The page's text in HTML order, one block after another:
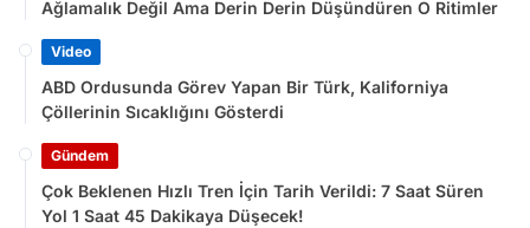
Ağlamalık Değil Ama Derin Derin Düşündüren O Ritimler
Video
ABD Ordusunda Görev Yapan Bir Türk, Kaliforniya
Çöllerinin Sıcaklığını Gösterdi
Gündem
Çok Beklenen Hızlı Tren İçin Tarih Verildi: 7 Saat Süren
Yol 1 Saat 45 Dakikaya Düşecek!